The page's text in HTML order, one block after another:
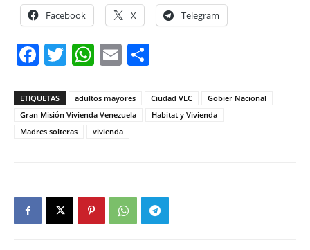
Facebook X Telegram
Facebook
Twitter
WhatsApp
Email
ETIQUETAS adultos mayores Ciudad VLC
Gobier Nacional
Gran Misión Vivienda Venezuela
Habitat y Vivienda
Madres solteras
vivienda